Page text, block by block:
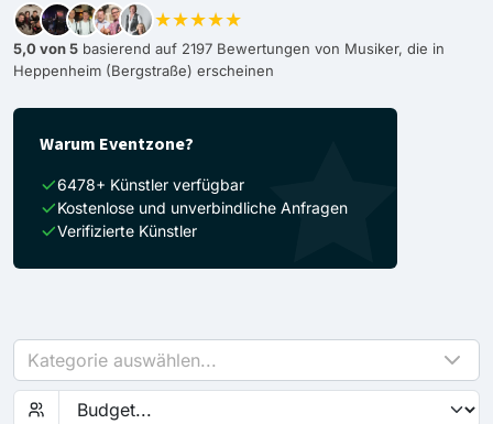
★★★★★
5,0 von 5 basierend auf 2197 Bewertungen von Musiker, die in
Heppenheim (Bergstraße) erscheinen
Warum Eventzone?
6478+ Künstler verfügbar
Kostenlose und unverbindliche Anfragen
Verifizierte Künstler
Kategorie auswählen...